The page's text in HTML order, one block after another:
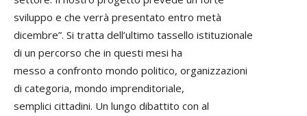
sviluppo e che verrà presentato entro metà
dicembre”. Si tratta dell’ultimo tassello istituzionale
di un percorso che in questi mesi ha
messo a confronto mondo politico, organizzazioni
di categoria, mondo imprenditoriale,
semplici cittadini. Un lungo dibattito con al